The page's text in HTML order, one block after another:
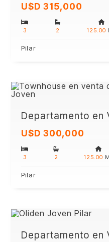
U$D 315,000
3 2 125.00
Pilar
Departamento en
U$D 300,000
3 2 125.00
Pilar
Departamento en